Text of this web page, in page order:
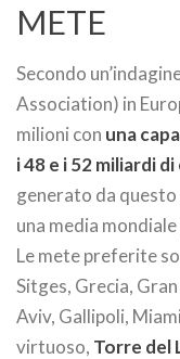
METE
Secondo
Association) in
milioni con una
i 48 e i 52 miliardi
generato da
una media
Le mete preferite
Sitges, Grecia,
Aviv, Gallipoli,
virtuoso, Torre del